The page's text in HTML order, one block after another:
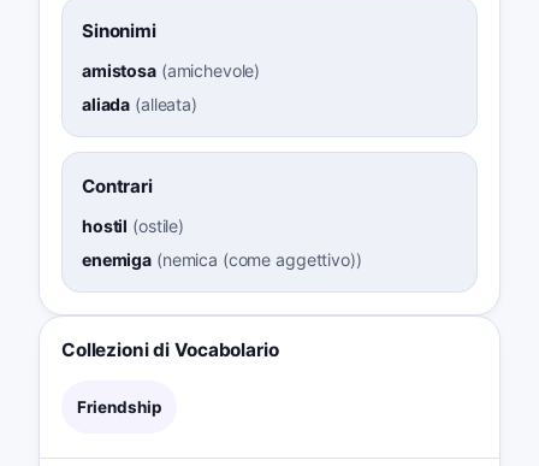
Sinonimi
amistosa(amichevole)
aliada (alleata)
Contrari
hostil (ostile)
enemiga (nemica (come aggettivo))
Collezioni di Vocabolario
Friendship